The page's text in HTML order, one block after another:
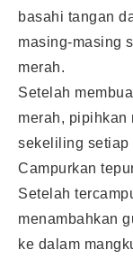
basahi tangan
masing-masing
merah.
Setelah
merah, pipihkan
sekeliling setiap
Campurkan
Setelah
menambahkan
ke dalam